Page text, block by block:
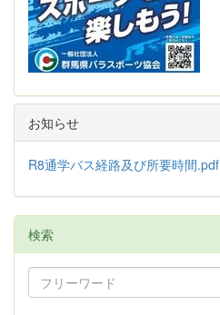
お知らせ
R8通学バス経路及び所要時間.pdf
検索